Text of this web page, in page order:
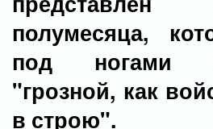
полумесяца,
под ногами
"грозной, как
в строю".